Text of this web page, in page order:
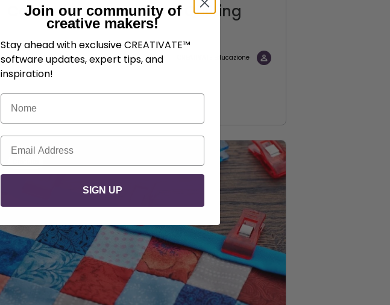
Consigli e suggerimenti Quilting
CREATIVATE Educazione
Join our community of
creative makers!
Stay ahead with exclusive CREATIVATE™
software updates, expert tips, and
inspiration!
Nome
Email
SIGN UP